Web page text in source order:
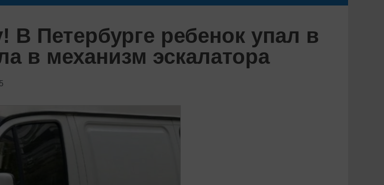
В Петербурге ребенок упал в
в механизм эскалатора